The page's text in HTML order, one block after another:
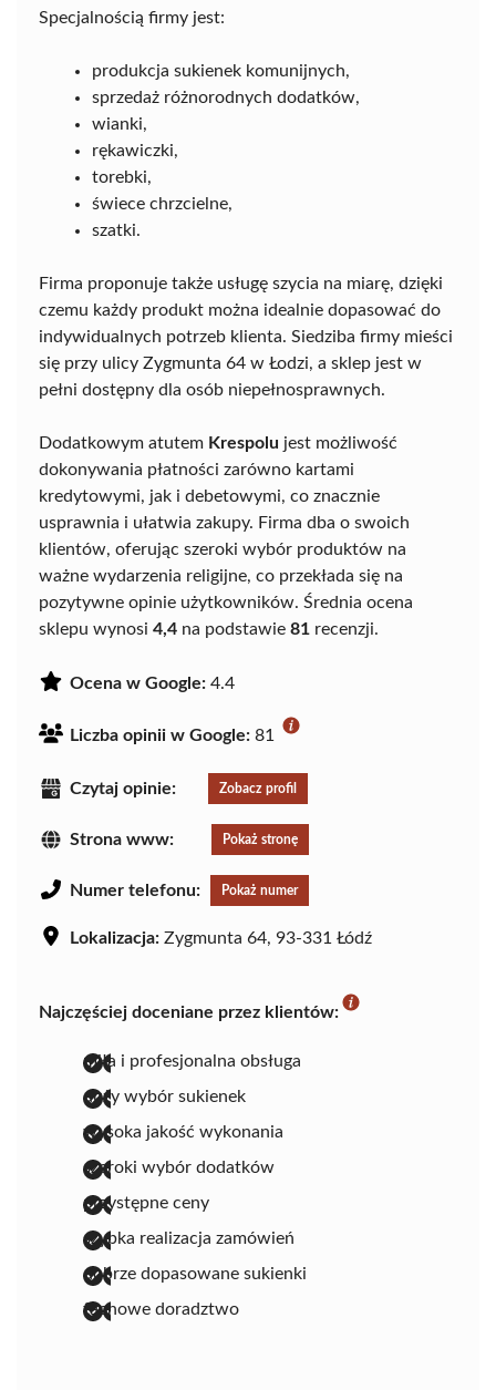
Specjalnością firmy jest:
produkcja sukienek komunijnych,
sprzedaż różnorodnych dodatków,
wianki,
rękawiczki,
torebki,
świece chrzcielne,
szatki.
Firma proponuje także usługę szycia na miarę, dzięki
czemu każdy produkt można idealnie dopasować do
indywidualnych potrzeb klienta. Siedziba firmy mieści
się przy ulicy Zygmunta 64 w Łodzi, a sklep jest w
pełni dostępny dla osób niepełnosprawnych.
Dodatkowym atutem Krespolu jest możliwość
dokonywania płatności zarówno kartami
kredytowymi, jak i debetowymi, co znacznie
usprawnia i ułatwia zakupy. Firma dba o swoich
klientów, oferując szeroki wybór produktów na
ważne wydarzenia religijne, co przekłada się na
pozytywne opinie użytkowników. Średnia ocena
sklepu wynosi 4,4 na podstawie 81 recenzji.
Ocena w Google: 4.4
Liczba opinii w Google: 81
Czytaj opinie: Zobacz profil
Strona www: Pokaż stronę
Numer telefonu: Pokaż numer
Lokalizacja: Zygmunta 64, 93-331 Łódź
Najczęściej doceniane przez klientów:
miła i profesjonalna obsługa
duży wybór sukienek
wysoka jakość wykonania
szeroki wybór dodatków
przystępne ceny
szybka realizacja zamówień
dobrze dopasowane sukienki
fachowe doradztwo